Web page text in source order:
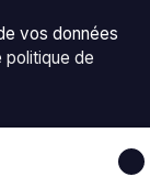
vos données
politique de